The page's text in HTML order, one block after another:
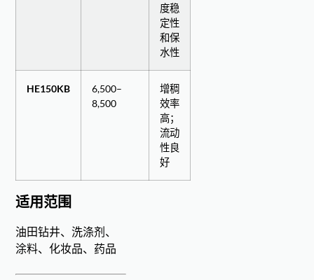
度稳
定性
和保
水性
HE150KB
6,500–
8,500
增稠
效率
高；
流动
性良
好
适用范围
油田钻井、洗涤剂、
涂料、化妆品、药品